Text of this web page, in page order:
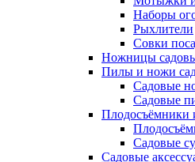
Наборы
Рыхлители
Совки
Ножницы
Пилы и ножи
Садовые
Садовые
Плодосъёмники
Садовые
Садовые